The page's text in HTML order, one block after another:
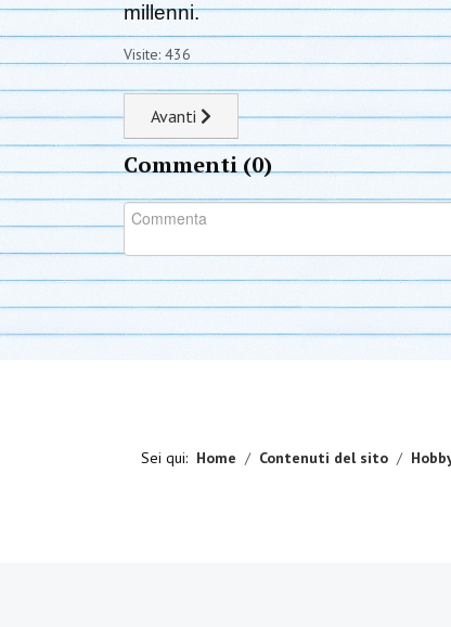
millenni.
Visite: 436
Articolo successivo: La strada
Avanti
Commenti (0)
Sei qui: Home Contenuti del sito